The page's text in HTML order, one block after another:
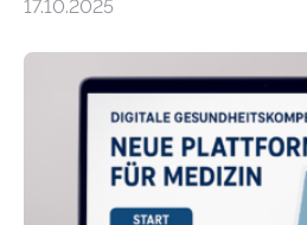
haben Dr. Morris Gellisch,
und Boris Burr von der Ruhr-
einem Experiment
dafür eine technische
physiologische Daten in
übermittelt werden können. Die
kann dadurch auch die Sprache
17.10.2025